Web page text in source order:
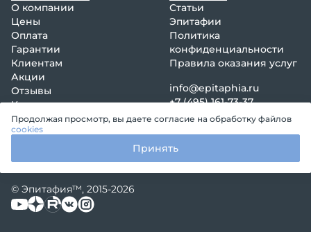
О компании
Цены
Оплата
Гарантии
Клиентам
Акции
Отзывы
Контакты
Статьи
Эпитафии
Политика
конфиденциальности
Правила оказания услуг
info@epitaphia.ru
+7 (495) 161-73-37
© Эпитафия™, 2015-2026
Продолжая просмотр, вы даете согласие на обработку файлов
cookies
Принять